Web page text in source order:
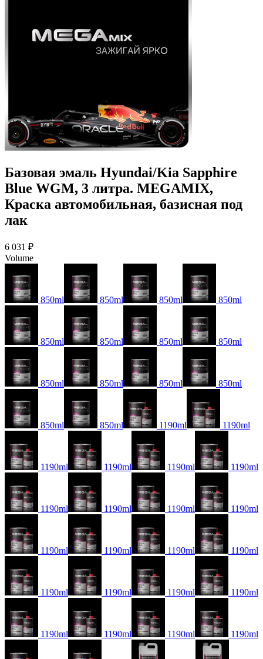
Базовая эмаль Hyundai/Kia Sapphire
Blue WGM, 3 литра. MEGAMIX,
Краска автомобильная, базисная под
лак
6 031 ₽
Volume
850ml 850ml 850ml 850ml
850ml 850ml 850ml 850ml
850ml 850ml 850ml 850ml
850ml 850ml 1190ml 1190ml
1190ml 1190ml 1190ml 1190ml
1190ml 1190ml 1190ml 1190ml
1190ml 1190ml 1190ml 1190ml
1190ml 1190ml 1190ml 1190ml
1190ml 1190ml 1190ml 1190ml